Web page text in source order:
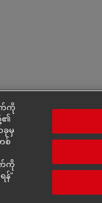
က်ကို
၏
ခုမှ
စ်
က်ကို
န်"